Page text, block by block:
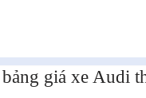
bảng giá xe Audi